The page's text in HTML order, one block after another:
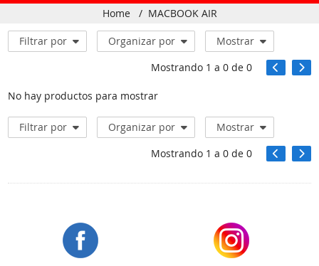
Home / MACBOOK AIR
Filtrar por Organizar por
Mostrar
Mostrando 1 a 0de 0
No hay productos para mostrar
Filtrar por Organizar por
Mostrar
Mostrando 1 a 0de 0